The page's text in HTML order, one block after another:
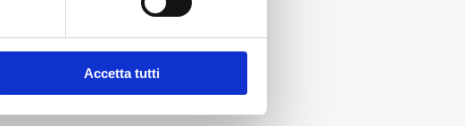
Accetta tutti